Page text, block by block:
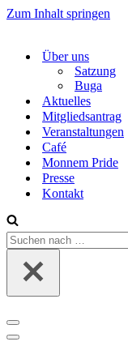
Zum Inhalt springen
Über uns
Satzung
Buga
Aktuelles
Mitgliedsantrag
Veranstaltungen
Café
Monnem Pride
Presse
Kontakt
Suchen
nach …
Navigations-
Menü
Navigations-